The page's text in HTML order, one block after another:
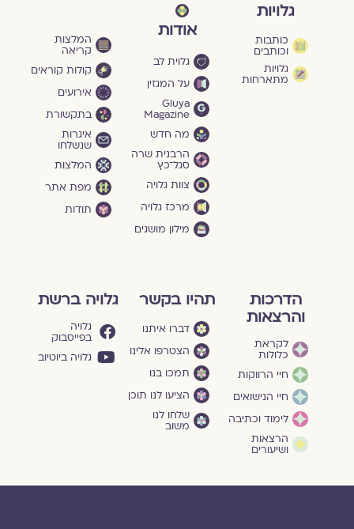
גלויות
כותבות
וכותבים
גלויות
מתארחות
אודות
גלוית לב
על המגזין
Gluya
Magazine
מה חדש
הרבנית שרה
סגל־כץ
צוות גלויה
מרכז גלויה
מילון מושגים
המלצות
קריאה
קולות קוראים
אירועים
בתקשורת
איגרות
שנשלחו
המלצות
מפת אתר
תודות
הדרכות
והרצאות
לקראת
כלולות
חיי הרווקות
חיי הנישואים
לימוד וכתיבה
הרצאות
ושיעורים
תהיו בקשר
דברו איתנו
הצטרפו אלינו
תמכו בנו
הציעו לנו תוכן
שלחו לנו
משוב
גלויה ברשת
גלויה
בפייסבוק
גלויה ביוטיוב